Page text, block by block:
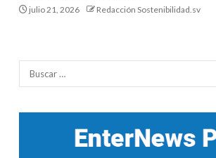
julio 21, 2026 Redacción Sostenibilidad.sv